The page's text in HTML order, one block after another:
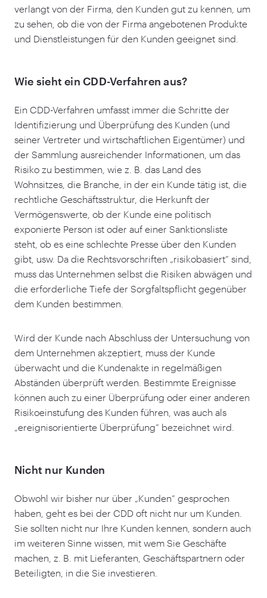
verlangt von der Firma, den Kunden gut zu kennen, um
zu sehen, ob die von der Firma angebotenen Produkte
und Dienstleistungen für den Kunden geeignet sind.
Wie sieht ein CDD-Verfahren aus?
Ein CDD-Verfahren umfasst immer die Schritte der
Identifizierung und Überprüfung des Kunden (und
seiner Vertreter und wirtschaftlichen Eigentümer) und
der Sammlung ausreichender Informationen, um das
Risiko zu bestimmen, wie z. B. das Land des
Wohnsitzes, die Branche, in der ein Kunde tätig ist, die
rechtliche Geschäftsstruktur, die Herkunft der
Vermögenswerte, ob der Kunde eine politisch
exponierte Person ist oder auf einer Sanktionsliste
steht, ob es eine schlechte Presse über den Kunden
gibt, usw. Da die Rechtsvorschriften „risikobasiert” sind,
muss das Unternehmen selbst die Risiken abwägen und
die erforderliche Tiefe der Sorgfaltspflicht gegenüber
dem Kunden bestimmen.
Wird der Kunde nach Abschluss der Untersuchung von
dem Unternehmen akzeptiert, muss der Kunde
überwacht und die Kundenakte in regelmäßigen
Abständen überprüft werden. Bestimmte Ereignisse
können auch zu einer Überprüfung oder einer anderen
Risikoeinstufung des Kunden führen, was auch als
„ereignisorientierte Überprüfung” bezeichnet wird.
Nicht nur Kunden
Obwohl wir bisher nur über „Kunden” gesprochen
haben, geht es bei der CDD oft nicht nur um Kunden.
Sie sollten nicht nur Ihre Kunden kennen, sondern auch
im weiteren Sinne wissen, mit wem Sie Geschäfte
machen, z. B. mit Lieferanten, Geschäftspartnern oder
Beteiligten, in die Sie investieren.